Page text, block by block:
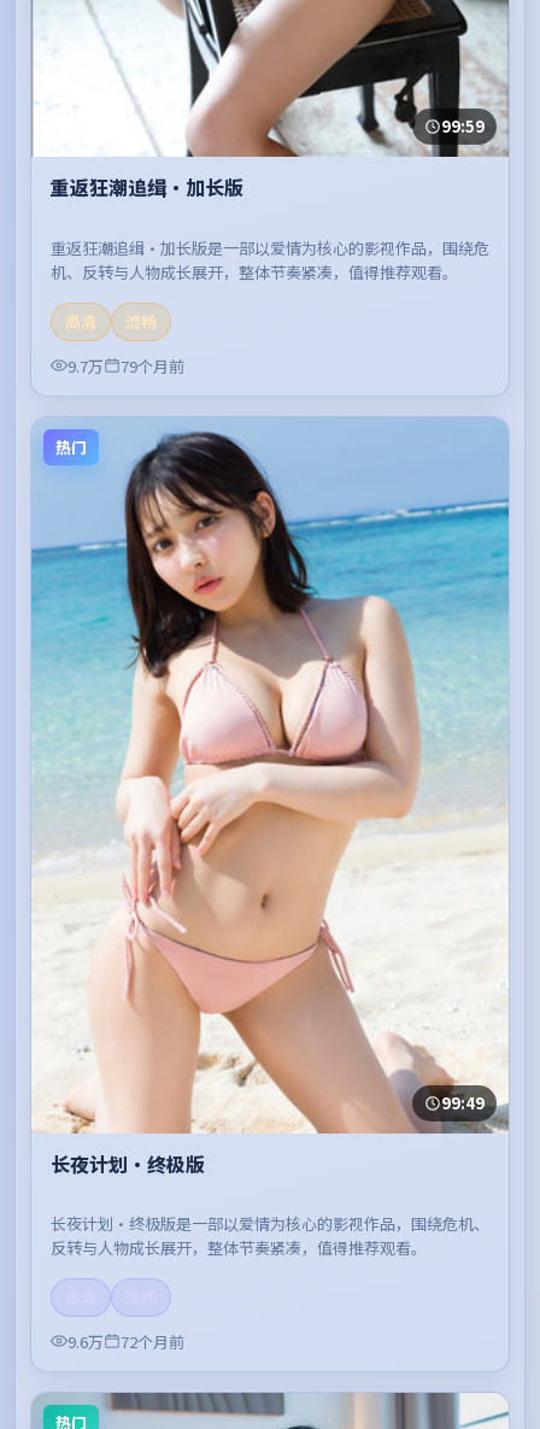
99:59
重返狂潮追缉·加长版
重返狂潮追缉·加长版是一部以爱情为核心的影视作品，围绕危
机、反转与人物成长展开，整体节奏紧凑，值得推荐观看。
高清
流畅
9.7万
79个月前
热门
99:49
长夜计划·终极版
长夜计划·终极版是一部以爱情为核心的影视作品，围绕危机、
反转与人物成长展开，整体节奏紧凑，值得推荐观看。
9.6万
72个月前
热门